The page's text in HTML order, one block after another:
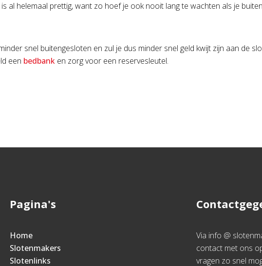
al helemaal prettig, want zo hoef je ook nooit lang te wachten als je
snel buitengesloten en zul je dus minder snel geld kwijt zijn aan de
een bedbank en zorg voor een reservesleutel.
Pagina's
Home
Slotenmakers
Slotenlinks
Via info @
contact met ons
vragen zo snel